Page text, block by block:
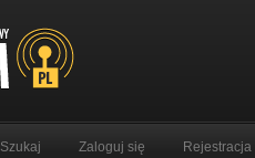
Szukaj Zaloguj się Rejestracja